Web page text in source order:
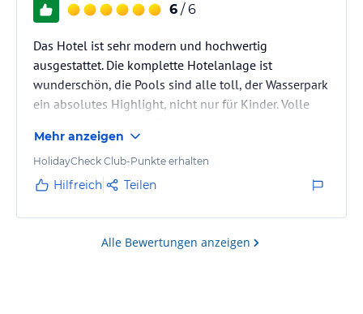
6 / 6
Das Hotel ist sehr modern und hochwertig
ausgestattet. Die komplette Hotelanlage ist
wunderschön, die Pools sind alle toll, der Wasserpark
ein absolutes Highlight, nicht nur für Kinder. Volle
Mehr anzeigen
HolidayCheck Club-Punkte erhalten
Hilfreich Teilen
Alle Bewertungen anzeigen